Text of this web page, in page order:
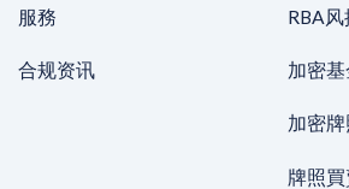
服務
合规资讯
RBA
加密
加密
牌照